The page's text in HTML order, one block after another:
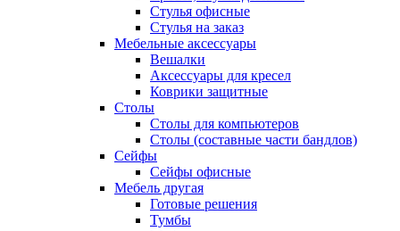
Стулья офисные
Стулья на заказ
Мебельные аксессуары
Вешалки
Аксессуары для кресел
Коврики защитные
Столы
Столы для компьютеров
Столы (составные части бандлов)
Сейфы
Сейфы офисные
Мебель другая
Готовые решения
Тумбы